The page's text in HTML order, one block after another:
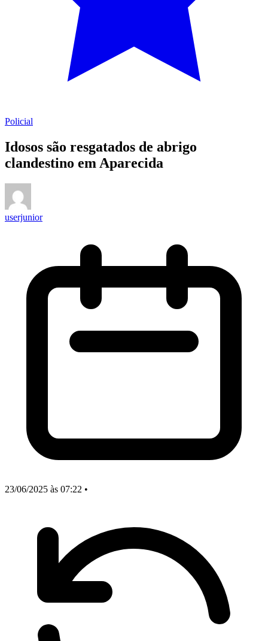
Policial
Idosos são resgatados de abrigo
clandestino em Aparecida
userjunior
23/06/2025 às 07:22 •